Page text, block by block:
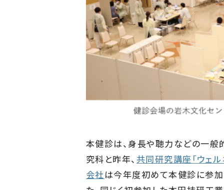
本健診は、身長や聴力などの一般
究科と昨年、 共同研究講座「ウェル
会社は今年度初めて本健診に参加